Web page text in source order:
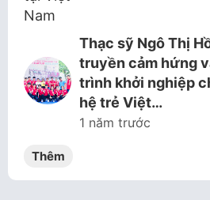
Thạc sỹ Ngô Thị
truyền cảm hứng
trình khởi nghiệp
hệ trẻ Việt…
1 năm trước
Thêm